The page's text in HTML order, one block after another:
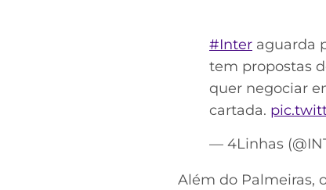
#Inter aguarda
tem propostas
quer negociar
cartada.
— 4Linhas
Além do Palmeiras,